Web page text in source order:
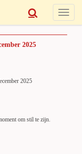
Toggle
2025
2025
om stil te zijn.